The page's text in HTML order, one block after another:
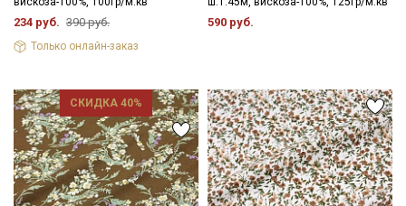
234 руб. 390 руб.
Только онлайн-заказ
590 руб.
СКИДКА 40%